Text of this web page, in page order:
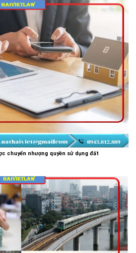
chuyển nhượng quyền sử dụng đất